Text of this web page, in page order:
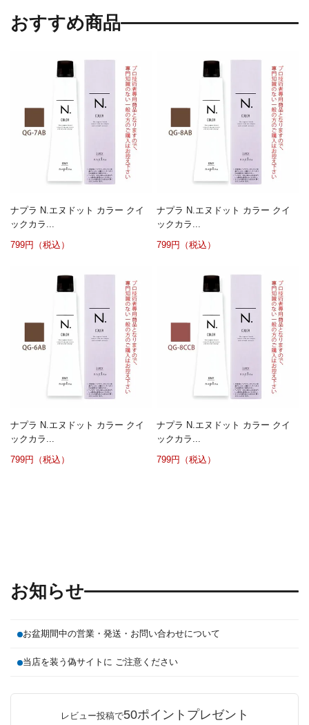
おすすめ商品
ナプラ N.エヌドット カラー クイ
ックカラ...
799円（税込）
ナプラ N.エヌドット カラー クイ
ックカラ...
799円（税込）
ナプラ N.エヌドット カラー クイ
ックカラ...
799円（税込）
ナプラ N.エヌドット カラー クイ
ックカラ...
799円（税込）
お知らせ
お盆期間中の営業・発送・お問い合わせについて
当店を装う偽サイトに ご注意ください
レビュー投稿で50ポイントプレゼント